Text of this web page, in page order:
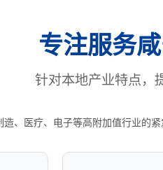
专注服务
针对本地产业特点，
、医疗、电子等高附加值行业的